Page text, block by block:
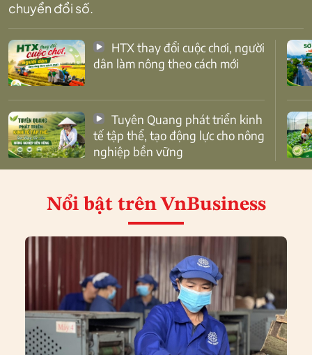
chuyển đổi số.
dân làm nông theo cách mới
tế tập thể, tạo động lực cho nông
nghiệp bền vững
Nổi bật trên VnBusiness